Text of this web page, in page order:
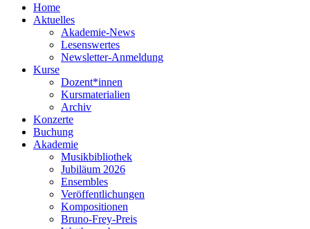
Home
Aktuelles
Akademie-News
Lesenswertes
Newsletter-Anmeldung
Kurse
Dozent*innen
Kursmaterialien
Archiv
Konzerte
Buchung
Akademie
Musikbibliothek
Jubiläum 2026
Ensembles
Veröffentlichungen
Kompositionen
Bruno-Frey-Preis